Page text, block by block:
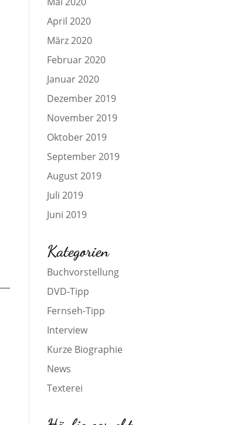
April 2020
März 2020
Februar 2020
Januar 2020
Dezember 2019
November 2019
Oktober 2019
September 2019
August 2019
Juli 2019
Juni 2019
Kategorien
Buchvorstellung
DVD-Tipp
Fernseh-Tipp
Interview
Kurze Biographie
News
Texterei